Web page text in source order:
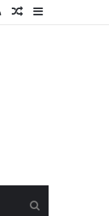
Random
RSS